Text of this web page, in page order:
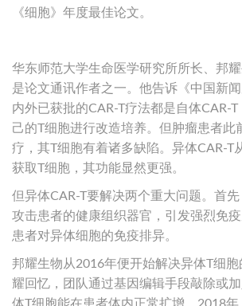
《细胞》年度最佳论文。
华东师范大学生命医学研究所所长、邦
是论文通讯作者之一。他告诉《中国新
内外已获批的CAR-T疗法都是自体CAR-
己的T细胞进行改造培养。但肿瘤患者此
疗，其T细胞有着诸多缺陷。异体CAR-T
获取T细胞，其功能显然更强。
但异体CAR-T要解决两个重大问题。首
攻击患者的健康组织器官，引发强烈免
患者对异体细胞的免疫排异。
邦耀生物从2016年便开始解决异体T细
耀回忆，团队通过基因编辑手段敲除或
体T细胞能在患者体内正常扩增。2018年